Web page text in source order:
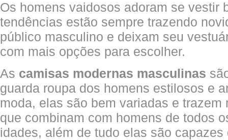
Os homens vaidosos adoram se vestir
tendências estão sempre trazendo
público masculino e deixam seu
com mais opções para escolher.
As camisas modernas masculinas
guarda roupa dos homens estilosos e
moda, elas são bem variadas e trazem
que combinam com homens de todos
idades, além de tudo elas são